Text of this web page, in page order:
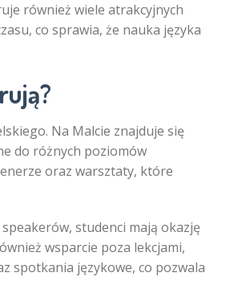
również wiele atrakcyjnych
co sprawia, że nauka języka
Na Malcie znajduje się
do różnych poziomów
oraz warsztaty, które
studenci mają okazję
wsparcie poza lekcjami,
spotkania językowe, co pozwala